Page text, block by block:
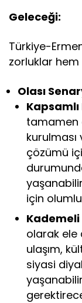
Geleceği:
Türkiye-
zorluklar
Olası
tamamen
kurulması
çözümü
için
olarak ele
ulaşım,
siyasi